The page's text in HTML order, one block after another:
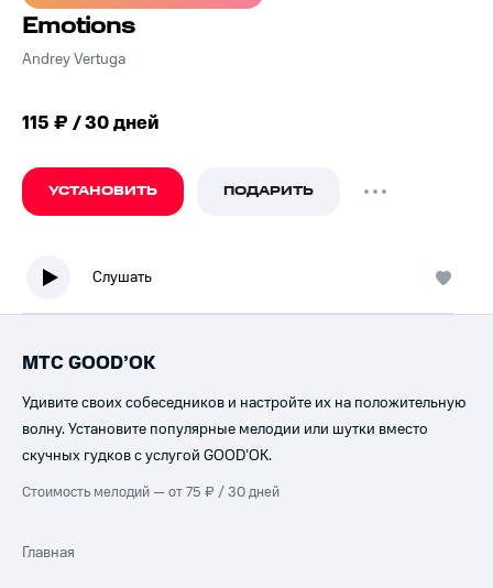
Emotions
Andrey Vertuga
115 ₽ / 30 дней
УСТАНОВИТЬ ПОДАРИТЬ
Слушать
МТС GOOD’OK
Удивите своих собеседников и настройте их на положительную
волну. Установите популярные мелодии или шутки вместо
скучных гудков с услугой GOOD’OK.
Стоимость мелодий — от 75 ₽ / 30 дней
Главная